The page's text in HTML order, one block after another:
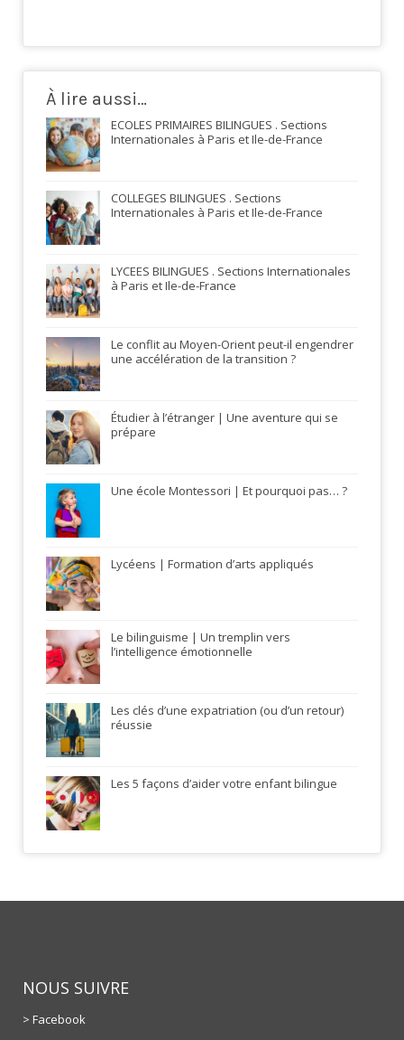
À lire aussi…
ECOLES PRIMAIRES BILINGUES . Sections
Internationales à Paris et Ile-de-France
COLLEGES BILINGUES . Sections
Internationales à Paris et Ile-de-France
LYCEES BILINGUES . Sections Internationales
à Paris et Ile-de-France
Le conflit au Moyen-Orient peut-il engendrer
une accélération de la transition ?
Étudier à l’étranger | Une aventure qui se
prépare
Une école Montessori | Et pourquoi pas… ?
Lycéens | Formation d’arts appliqués
Le bilinguisme | Un tremplin vers
l’intelligence émotionnelle
Les clés d’une expatriation (ou d’un retour)
réussie
Les 5 façons d’aider votre enfant bilingue
NOUS SUIVRE
> Facebook